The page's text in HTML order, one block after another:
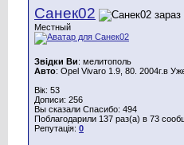
Санек02
Местный
Звідки Ви: мелитополь
Авто: Opel Vivaro 1.9, 80. 2004г.в
Вік: 53
Дописи: 256
Вы сказали Спасибо: 494
Поблагодарили 137 раз(а) в 73
Репутація: 0